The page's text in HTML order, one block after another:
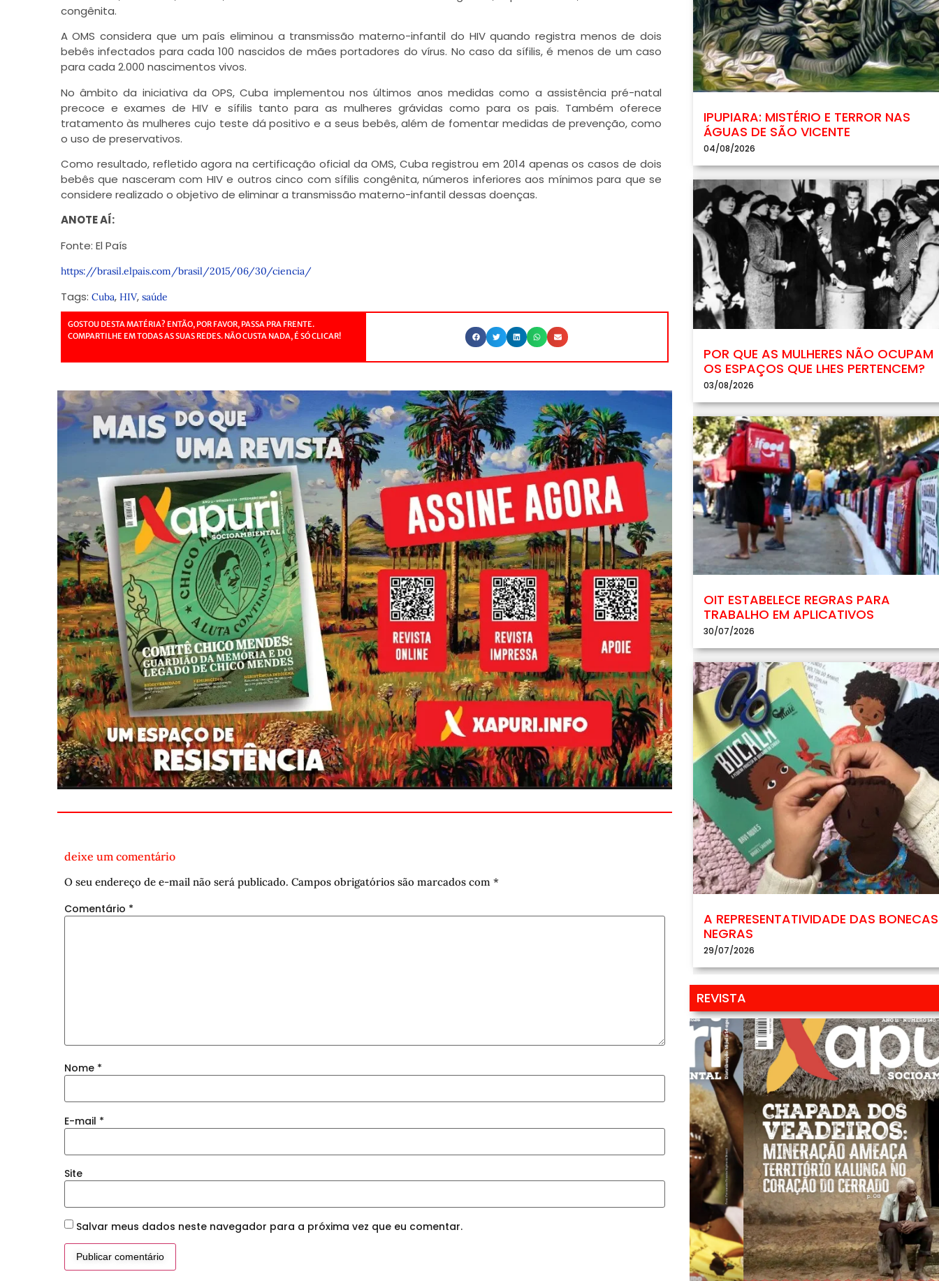
congênita.
A OMS considera que um país eliminou a transmissão materno-infantil do HIV quando registra menos de dois
bebês infectados para cada 100 nascidos de mães portadores do vírus. No caso da sífilis, é menos de um caso
para cada 2.000 nascimentos vivos.
No âmbito da iniciativa da OPS, Cuba implementou nos últimos anos medidas como a assistência pré-natal
precoce e exames de HIV e sífilis tanto para as mulheres grávidas como para os pais. Também oferece
tratamento às mulheres cujo teste dá positivo e a seus bebês, além de fomentar medidas de prevenção, como
o uso de preservativos.
Como resultado, refletido agora na certificação oficial da OMS, Cuba registrou em 2014 apenas os casos de dois
bebês que nasceram com HIV e outros cinco com sífilis congênita, números inferiores aos mínimos para que se
considere realizado o objetivo de eliminar a transmissão materno-infantil dessas doenças.
ANOTE AÍ:
Fonte: El País
https://brasil.elpais.com/brasil/2015/06/30/ciencia/
Tags: Cuba, HIV, saúde
GOSTOU DESTA MATÉRIA? ENTÃO, POR FAVOR, PASSA PRA FRENTE.
COMPARTILHE EM TODAS AS SUAS REDES. NÃO CUSTA NADA, É SÓ CLICAR!
deixe um comentário
O seu endereço de e-mail não será publicado. Campos obrigatórios são marcados com *
Comentário *
Nome *
E-mail *
Site
Salvar meus dados neste navegador para a próxima vez que eu comentar.
IPUPIARA: MISTÉRIO E TERROR NAS
ÁGUAS DE SÃO VICENTE
04/08/2026
POR QUE AS MULHERES NÃO OCUPAM
OS ESPAÇOS QUE LHES PERTENCEM?
03/08/2026
OIT ESTABELECE REGRAS PARA
TRABALHO EM APLICATIVOS
30/07/2026
A REPRESENTATIVIDADE DAS BONECAS
NEGRAS
29/07/2026
REVISTA